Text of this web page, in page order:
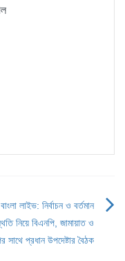
লাইভ: নির্বাচন ও বর্তমান
নিয়ে বিএনপি, জামায়াত ও
সাথে প্রধান উপদেষ্টার বৈঠক